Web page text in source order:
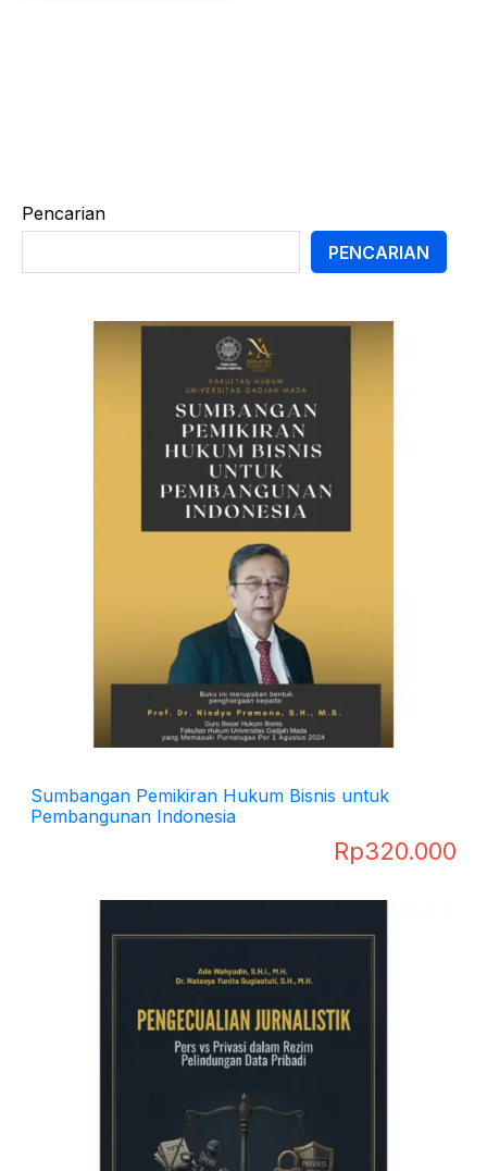
Pencarian
PENCARIAN
Sumbangan Pemikiran Hukum Bisnis untuk
Pembangunan Indonesia
Rp320.000